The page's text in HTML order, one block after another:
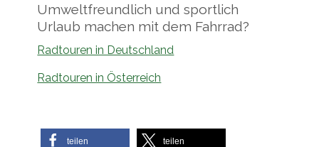
Umweltfreundlich und sportlich
Urlaub machen mit dem Fahrrad?
Radtouren in Deutschland
Radtouren in Österreich
teilen teilen